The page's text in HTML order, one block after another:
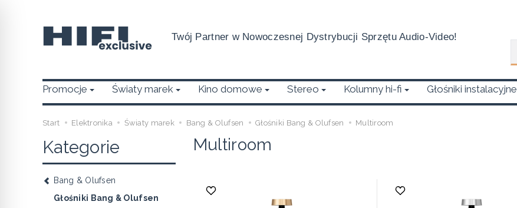
Twój Partner w Nowoczesnej Dystrybucji Sprzętu Audio-Video!
Promocje Światy marek Kino domowe Stereo Kolumny hi-fi Głośniki instalacyjne
Start Elektronika Światy marek Bang & Olufsen Głośniki Bang & Olufsen Multiroom
Multiroom
Kategorie
Bang & Olufsen
Głośniki Bang & Olufsen